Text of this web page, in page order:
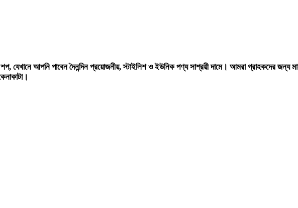
যেখানে আপনি পাবেন দৈনন্দিন প্রয়োজনীয়, স্টাইলিশ ও ইউনিক পণ্য সাশ্রয়ী দামে। আমরা গ্রাহকদের জন্য